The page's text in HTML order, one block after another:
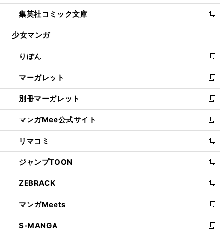
開
く
ウ
で
開
ン
ド
ウ
開
く
ウ
ィ
ン
ウ
で
開
く
し
い
ウ
ン
ド
ウ
で
開
く
集英社コミック文庫
新
し
ウ
ィ
ン
ド
ウ
で
開
く
少女マンガ
りぼん
新
し
い
ウ
ィ
ン
ド
ウ
で
開
く
マーガレット
新
し
い
ウ
ィ
ン
ド
ウ
で
開
く
別冊マーガレット
新
し
い
ウ
ィ
ン
ド
ウ
で
開
く
マンガMee公式サイト
新
し
い
ウ
ィ
ン
ド
ウ
で
開
く
リマコミ
新
し
い
ウ
ィ
ン
ド
ウ
で
ジャンプTOON
新
し
い
ウ
ィ
ン
ド
ZEBRACK
新
し
い
ウ
ィ
マンガMeets
新
し
い
S-MANGA
新